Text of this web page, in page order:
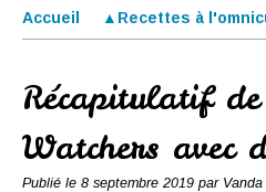
Accueil ▲Recettes à
Récapitulatif
Watchers avec
Publié le 8 septembre 2019 par Vanda